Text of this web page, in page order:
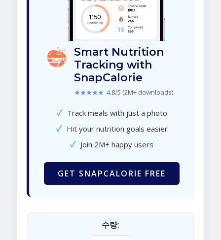
Smart Nutrition
Tracking with
SnapCalorie
★★★★★ 4.8/5 (2M+ downloads)
✓ Track meals with just a photo
✓ Hit your nutrition goals easier
✓ Join 2M+ happy users
GET SNAPCALORIE FREE
수량: